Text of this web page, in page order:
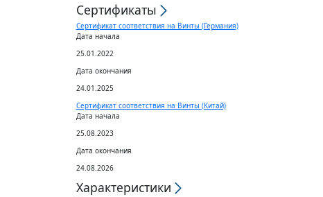
Сертификаты
Сертификат соответствия на Винты (Германия)
Дата начала
25.01.2022
Дата окончания
24.01.2025
Сертификат соответствия на Винты (Китай)
Дата начала
25.08.2023
Дата окончания
24.08.2026
Характеристики